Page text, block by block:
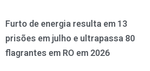
Furto de energia resulta em 13
prisões em julho e ultrapassa 80
flagrantes em RO em 2026